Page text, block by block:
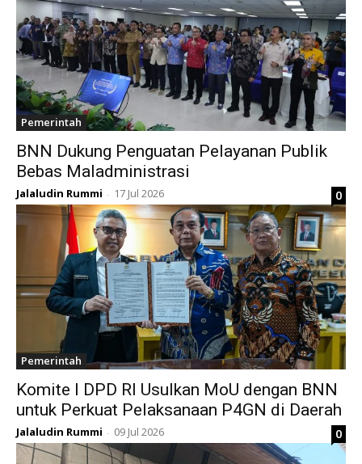
Pemerintah
BNN Dukung Penguatan Pelayanan Publik
Bebas Maladministrasi
Jalaludin Rummi - 17 Jul 2026 0
Pemerintah
Komite I DPD RI Usulkan MoU dengan BNN
untuk Perkuat Pelaksanaan P4GN di Daerah
Jalaludin Rummi - 09 Jul 2026 0